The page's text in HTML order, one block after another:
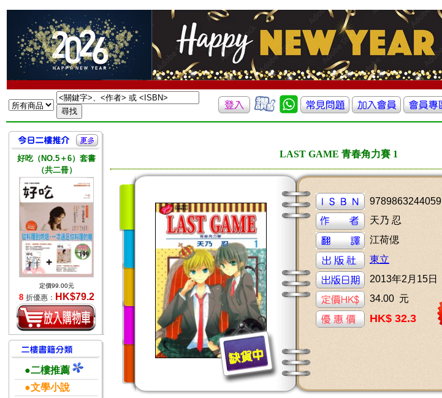
好吃（NO.5＋6）套書
（共二冊）
定價99.00元
8 折優惠： HK$79.2
●二樓推薦
●文學小說
LAST GAME 青春角力賽 1
9789863244059
天乃 忍
江荷偲
東立
2013年2月15日
34.00 元
HK$ 32.3